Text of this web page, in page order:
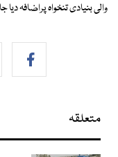
والی بنیادی تنخواہ پراضافہ دیا
متعلقہ